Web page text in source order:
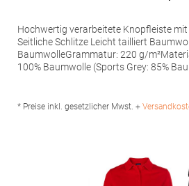
Hochwertig verarbeitete Knopfleiste mit
Seitliche Schlitze Leicht tailliert Baumwoll-Piqué Gekämmte
BaumwolleGrammatur: 220 g/
100% Baumwolle (Sports Grey: 85%
Produktsicherheit: Herst.-Nr.:
Fashion GmbH Am Gatherhof 57 40472
* Preise inkl. gesetzlicher Mwst. +